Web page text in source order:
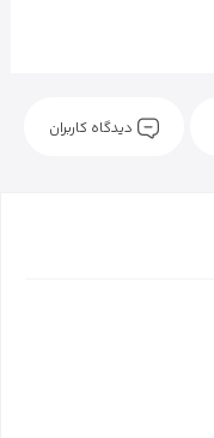
دیدگاه کاربران